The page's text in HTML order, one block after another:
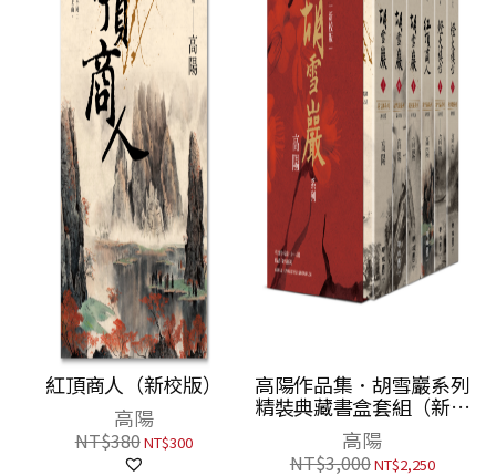
紅頂商人（新校版）
高陽
NT$380NT$300
高陽作品集．胡雪巖系列
精裝典藏書盒套組（新校
六冊版，附名家專文解說
別冊）
高陽
NT$3,000NT$2,250